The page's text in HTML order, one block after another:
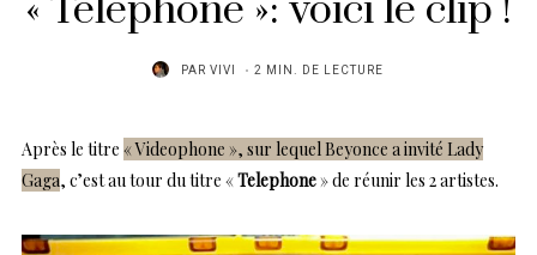
PAR VIVI 2 MIN. DE LECTURE
Après le titre « Videophone », sur lequel Beyonce a invité Lady
Gaga, c’est au tour du titre «Telephone» de réunir les 2 artistes.